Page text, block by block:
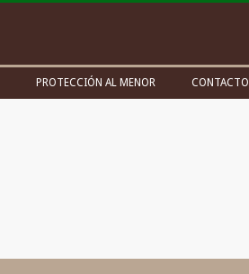
PROTECCIÓN AL MENOR CONTACTO